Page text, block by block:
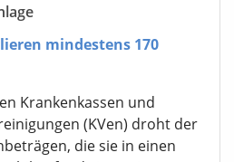
mindestens 170
Krankenkassen und
(KVen) droht der
die sie in einen